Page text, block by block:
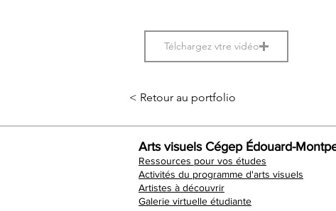
Télchargez vtre vidéo
< Retour au portfolio
Arts visuels Cégep Édouard-
Ressources pour vos études
Activités du programme d'arts visuels
Artistes à découvrir
Galerie virtuelle étudiante